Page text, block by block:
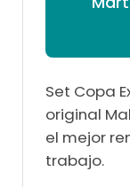
Set Copa
original
el mejor
trabajo.